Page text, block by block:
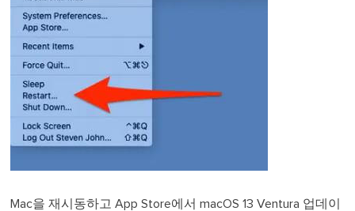
Mac을 재시동하고 App Store에서 macOS 13 Ventura 업데이